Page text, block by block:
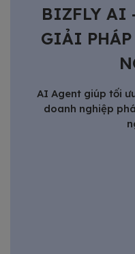
BIZFLY AI
GIẢI
AI Agent giúp tối
doanh nghiệp